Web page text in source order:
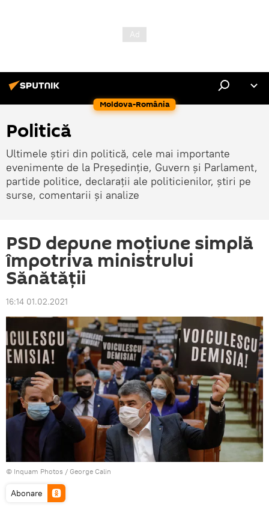
Moldova-România
Politică
Ultimele știri din politică, cele mai importante
evenimente de la Președinție, Guvern și Parlament,
partide politice, declarații ale politicienilor, știri pe
surse, comentarii și analize
PSD depune moțiune simplă
împotriva ministrului
Sănătății
16:14 01.02.2021
© Inquam Photos / George Calin
Abonare